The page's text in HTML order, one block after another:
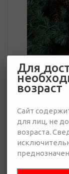
0 руб.
Для
возраст
Сайт
для лиц, не
возраста.